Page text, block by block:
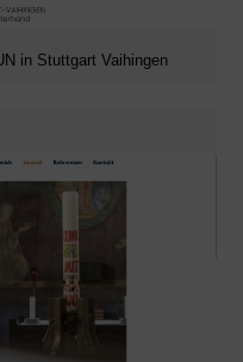
in Stuttgart Vaihingen